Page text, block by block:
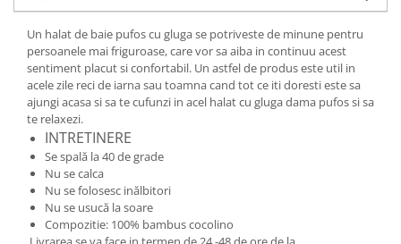
Cadouri pentru Doctori
Cadouri pentru Sfânta Maria
Martisoare
Un halat de baie pufos cu gluga se potriveste de minune pentru
persoanele mai friguroase, care vor sa aiba in continuu acest
sentiment placut si confortabil. Un astfel de produs este util in
acele zile reci de iarna sau toamna cand tot ce iti doresti este sa
ajungi acasa si sa te cufunzi in acel halat cu gluga dama pufos si sa
te relaxezi.
INTRETINERE
Se spală la 40 de grade
Nu se calca
Nu se folosesc inălbitori
Nu se usucă la soare
Compozitie: 100% bambus cocolino